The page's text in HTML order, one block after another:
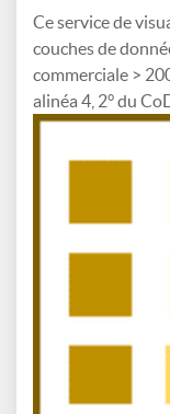
Ce service de
couches de
commerciale >
alinéa 4, 2° du